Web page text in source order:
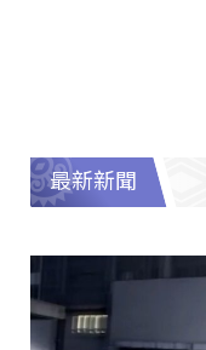
最新新聞